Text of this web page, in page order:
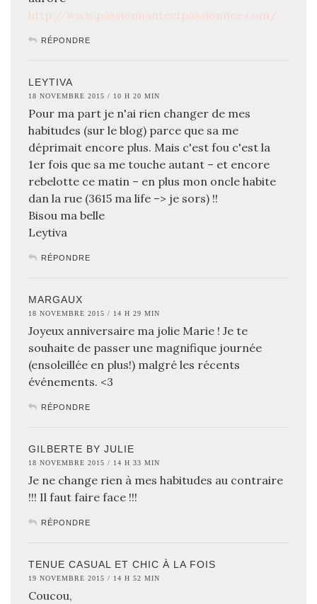
http://www.passionnanteetpassionnee.com/
RÉPONDRE
LEYTIVA
18 NOVEMBRE 2015 / 10 H 20 MIN
Pour ma part je n'ai rien changer de mes
habitudes (sur le blog) parce que sa me
déprimait encore plus. Mais c'est fou c'est la
1er fois que sa me touche autant – et encore
rebelotte ce matin – en plus mon oncle habite
dan la rue (3615 ma life –> je sors) !!
Bisou ma belle
Leytiva
RÉPONDRE
MARGAUX
18 NOVEMBRE 2015 / 14 H 29 MIN
Joyeux anniversaire ma jolie Marie ! Je te
souhaite de passer une magnifique journée
(ensoleillée en plus!) malgré les récents
événements. <3
RÉPONDRE
GILBERTE BY JULIE
18 NOVEMBRE 2015 / 14 H 33 MIN
Je ne change rien à mes habitudes au contraire
!!! Il faut faire face !!!
RÉPONDRE
TENUE CASUAL ET CHIC À LA FOIS
19 NOVEMBRE 2015 / 14 H 52 MIN
Coucou,